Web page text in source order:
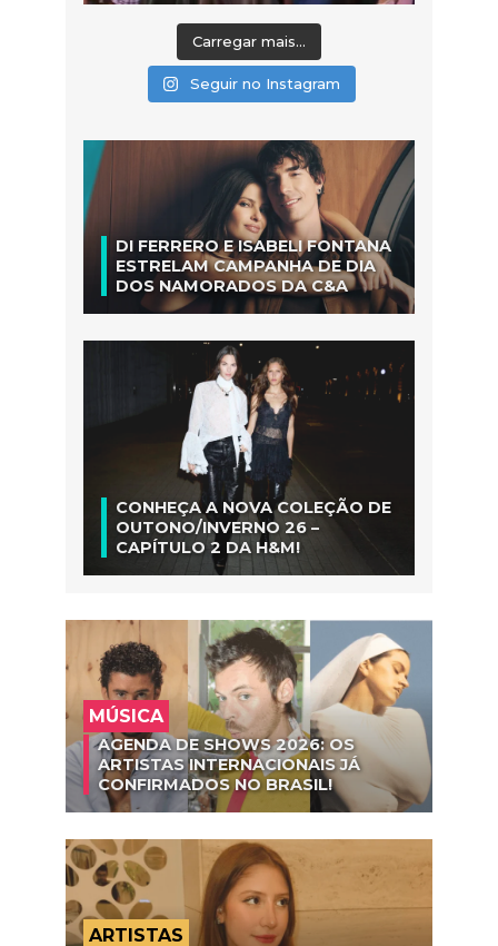
Carregar mais...
Seguir no Instagram
DI FERRERO E ISABELI FONTANA
ESTRELAM CAMPANHA DE DIA
DOS NAMORADOS DA C&A
CONHEÇA A NOVA COLEÇÃO DE
OUTONO/INVERNO 26 –
CAPÍTULO 2 DA H&M!
MÚSICA
AGENDA DE SHOWS 2026: OS
ARTISTAS INTERNACIONAIS JÁ
CONFIRMADOS NO BRASIL!
ARTISTAS